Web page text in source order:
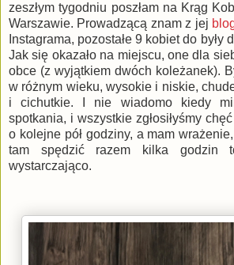
zeszłym tygodniu poszłam na Krąg
Warszawie. Prowadzącą znam z jej
Instagrama, pozostałe 9 kobiet do były
Jak się okazało na miejscu, one dla
obce (z wyjątkiem dwóch koleżanek).
w różnym wieku, wysokie i niskie,
i cichutkie. I nie wiadomo kiedy
spotkania, i wszystkie zgłosiłyśmy
o kolejne pół godziny, a mam
tam spędzić razem kilka godzin
wystarczająco.